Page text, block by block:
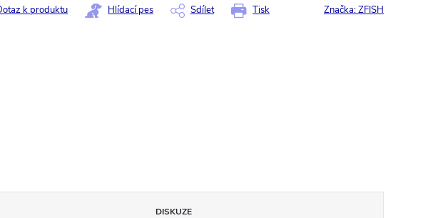
Tisk
k produktu Hlídací pes Sdílet Značka:ZFISH
DISKUZE